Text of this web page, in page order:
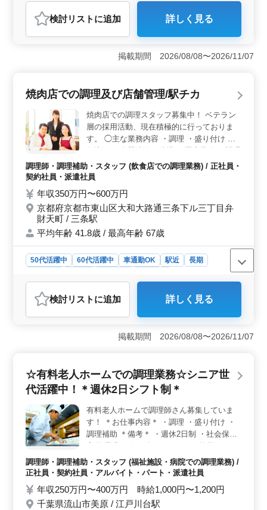
おすすめポイント
＜中高年活躍中＞ このレストランでは、中高年層の採
用に力を入れており、50代、60代のベテラン層が活躍中
です。年齢は問わず、経験を重ねた方々がその知識とス
かして活躍できる求人です。経験豊富な方は即戦力とし
て歓迎し、専門性をさらに高めることができます。
＜柔軟な勤務体系＞ 社会保険完備で、勤務時間の相談
が可能なため、長期的に安定して働くことができます。
プライベートとのバランスを考慮した勤務も可能です。
検討リスト に追加 詳しく見る
掲載期間 2026/08/08〜2026/11/07
焼肉店での調理及び店舗管理/駅チカ
焼肉店での調理スタッフ募集中！ ベテラン
層の採用活動、現在積極的に行っておりま
す。 ◯主な業務内容 ・調理 ・盛り付け ・
補助 ・売上在庫管理 ・メニュー開発や企画
・スタッフの育成 制服は貸与します マイカ
毎日の通勤ストレスも少なく済みます。 真
心をこめた料理でおもてなししたい方、自身
の更なるスキル向上をめざす方、常識にとら
われず、新しいことにどんどんチャレンジし
たい方、将来的に料理長を目指したい方全力
で応援致します！
調理師・調理補助・スタッフ (飲食店での調理業務) / 正社員・
契約社員・派遣社員
年収350万円〜600万円
京都府京都市東山区大和大路通三条下ル三丁目弁
財天町 / 三条駅
平均年齢 41.8歳 / 最高年齢 67歳
50代活躍中 60代活躍中 車通勤OK 駅近
長期
おすすめポイント
＜利便性と通勤の快適さ＞ この求人は京都府京都市東
山区にあり、最寄駅の三条駅からも近く、通勤に便利な
立地です。さらに、マイカー通勤も可能で、無料の社員
す。 ＜幅広い業務内容とキャリアアップの機会＞
このポジションでは、調理や盛り付け、仕込みなどの基
スタッフの育成なども担当します。多岐にわたる業務を
経験することで、調理技術だけでなく、管理能力や企画
力も磨くことができ、将来的に料理長を目指す方には大
変魅力的な環境です。 ＜働きやすい勤務条件＞ こ
の職場は、週5〜6日の勤務で、月曜日が固定休となって
います。就業時間は10時から18時、12時から20時、15時
から23時のシフト制で、生活リズムに合わせて働くこと
ができます。また、休憩時間も60分あり、福利厚生も充
実しているため、安心して長期間働くことが可能です。
検討リスト に追加 詳しく見る
掲載期間 2026/08/08〜2026/11/07
☆有料老人ホームでの調理業務☆シニア世
代活躍中！＊週休2日シフト制＊
有料老人ホームで調理師さん募集していま
す！ ＊お仕事内容＊ ・調理 ・盛り付け ・
調理補助 ＊備考＊ ・週休2日制 ・社会保険
ご応募お待ちしております☆
調理師・調理補助・スタッフ (福祉施設・病院での調理業務) /
正社員・契約社員・アルバイト・パート・派遣社員
年収250万円〜400万円 時給1,000円〜1,200円
千葉県流山市美原 / 江戸川台駅